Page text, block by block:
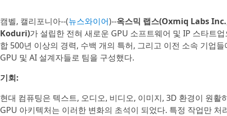
캠벨, 캘리포니아--(뉴스와이어)--옥스믹 랩스(Oxmiq Labs
Koduri)가 설립한 전혀 새로운 GPU 소프트웨어 및 IP 스타트
합 500년 이상의 경력, 수백 개의 특허, 그리고 이전 소속 기업
GPU 및 AI 설계자들로 팀을 구성했다.
기회:
현대 컴퓨팅은 텍스트, 오디오, 비디오, 이미지, 3D 환경이 원
GPU 아키텍처는 이러한 변화의 초석이 되었다. 특정 작업만